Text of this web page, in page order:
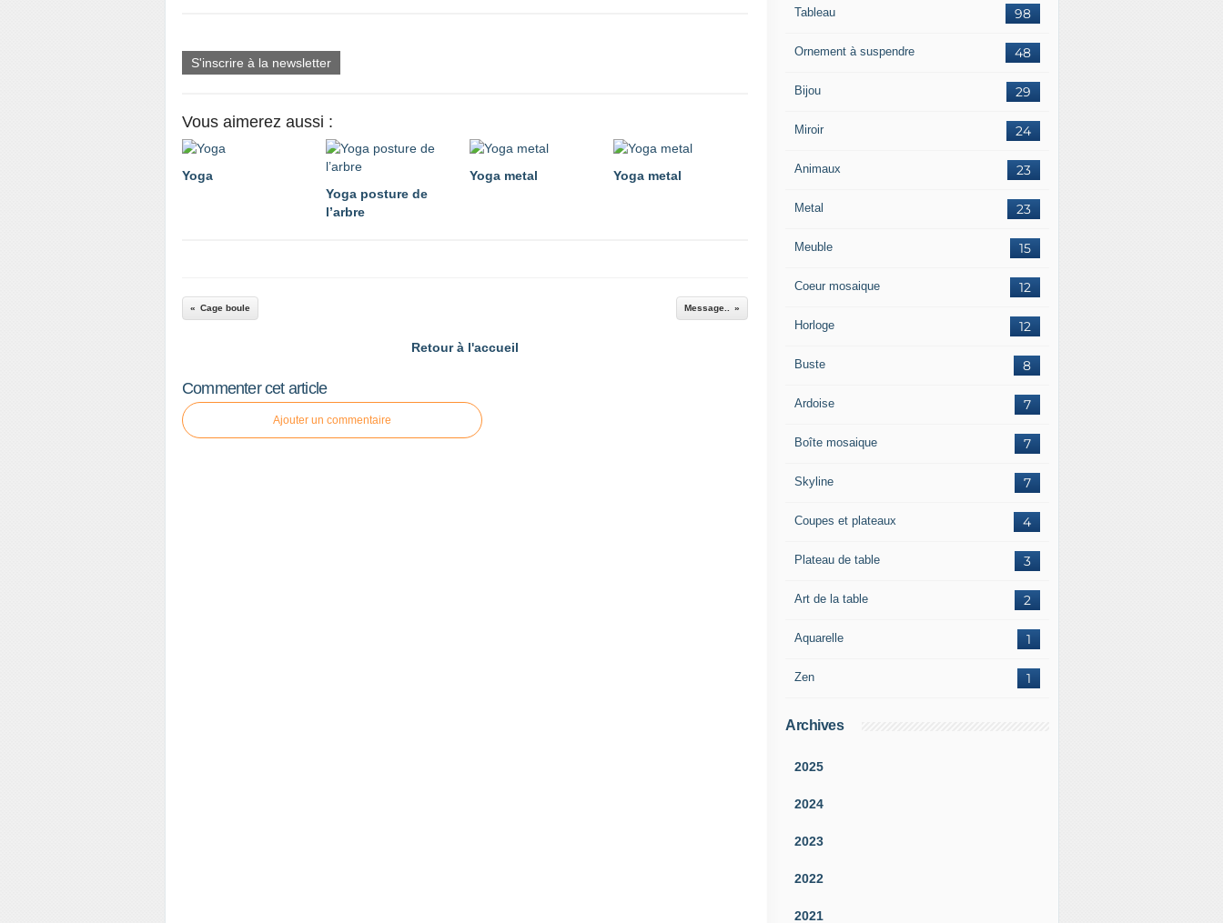
S'inscrire à la newsletter
Vous aimerez aussi :
Yoga
Yoga posture de
l’arbre
Yoga metal Yoga metal
Cage boule Message..
Retour à l'accueil
Commenter cet article
Ajouter un commentaire
98
Tableau
48
Ornement à suspendre
29
Bijou
24
Miroir
23
Animaux
23
Metal
15
Meuble
12
Coeur mosaique
12
Horloge
8
Buste
7
Ardoise
7
Boîte mosaique
7
Skyline
4
Coupes et plateaux
3
Plateau de table
2
Art de la table
1
Aquarelle
1
Zen
Archives
2025
2024
2023
2022
2021